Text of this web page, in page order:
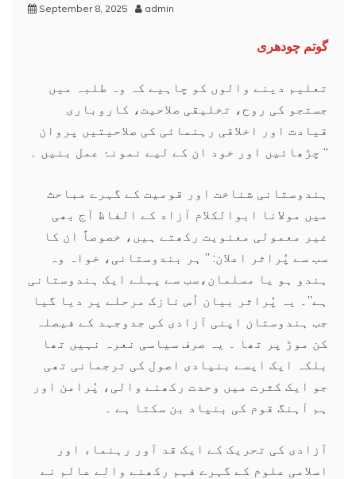
September 8, 2025 admin
گوتم چودھری
تعلیم دینے والوں کو چاہیے کہ وہ طلبہ میں
جستجو کی روح، تخلیقی صلاحیت، کاروباری
قیادت اور اخلاقی رہنمائی کی صلاحیتیں پروان
چڑھائیں اور خود ان کے لیے نمونۂ عمل بنیں ۔ “
ہندوستانی شناخت اور قومیت کے گہرے مباحث
میں مولانا ابوالکلام آزاد کے الفاظ آج بھی
غیر معمولی معنویت رکھتے ہیں، خصوصاً ان کا
سب سے پُراثر اعلان: ” ہر بندوستانی، خواہ وہ
ہندو ہو یا مسلمان،سب سے پہلے ایک ہندوستانی
ہے”۔ یہ پُراثر بیان اُس نازک مرحلے پر دیا گیا
جب ہندوستان اپنی آزادی کی جدوجہد کے فیصلہ
کن موڑ پر تھا ۔ یہ صرف سیاسی نعرہ نہیں تھا
بلکہ ایک ایسے بنیادی اصول کی ترجمانی تھی
جو ایک کثرت میں وحدت رکھنے والی، پُرامن اور
ہم آہنگ قوم کی بنیاد بن سکتا ہے ۔
آزادی کی تحریک کے ایک قد آور رہنماء اور
اسلامی علوم کے گہرے فہم رکھنے والے عالم نے